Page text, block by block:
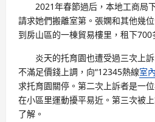
2021年春節過后，本地工商局
請求她們搬離室第。張嫻和其他幾
到房山區的一棟貿易樓里，租下700
炎天的托育園也遭受過三次上
不滿足價錢上調，向“12345熱線室
求托育園關停。第二次上訴者是一
在小區里運動擾平易近。第三次被
了解。